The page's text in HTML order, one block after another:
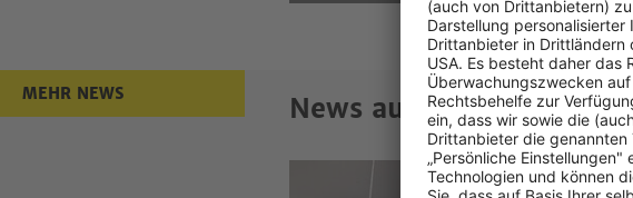
MEHR NEWS News aus Oberösterreich
Kaisertage in Bad Ischl